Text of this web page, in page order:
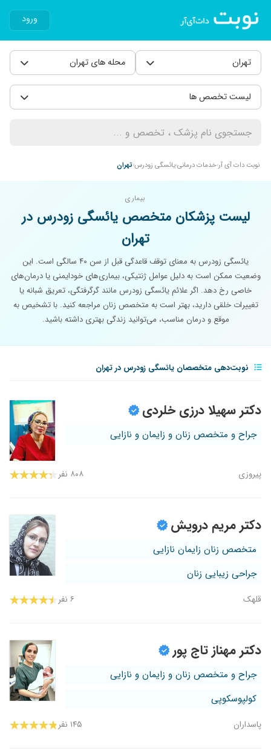
ورود
تهران محله های تهران
لیست تخصص ها
نوبت دات آی آر خدمات درمانییائسگی زودرس تهران
بیماری
لیست پزشکان متخصص یائسگی زودرس در
تهران
یائسگی زودرس به معنای توقف قاعدگی قبل از سن ۴۰ سالگی است. این
وضعیت ممکن است به دلیل عوامل ژنتیکی، بیماری‌های خودایمنی یا درمان‌های
خاصی رخ دهد. اگر علائم یائسگی زودرس مانند گرگرفتگی، تعریق شبانه یا
تغییرات خلقی دارید، بهتر است به متخصص زنان مراجعه کنید. با تشخیص به
موقع و درمان مناسب، می‌توانید زندگی بهتری داشته باشید.
نوبت‌دهی متخصصان یائسگی زودرس در تهران
دکتر سهیلا درزی خلردی
جراح و متخصص زنان و زایمان و نازایی
پیروزی ۸۰۸ نفر
دکتر مریم درویش
متخصص زنان زایمان نازایی
جراحی زیبایی زنان
قلهک ۶ نفر
دکتر مهناز تاج پور
جراح و متخصص زنان و زایمان و نازایی
کولپوسکوپی
پاسداران ۱۴۵ نفر